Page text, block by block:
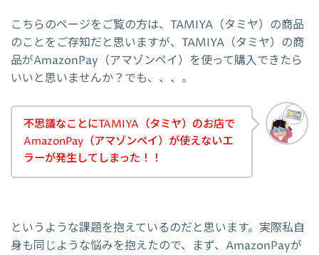
こちらのページをご覧の方は、TAMIYA（タミヤ）の商品
のことをご存知だと思いますが、TAMIYA（タミヤ）の商
品がAmazonPay（アマゾンペイ）を使って購入できたら
いいと思いませんか？でも、、、。
不思議なことにTAMIYA（タミヤ）のお店で
AmazonPay（アマゾンペイ）が使えないエ
ラーが発生してしまった！！
というような課題を抱えているのだと思います。実際私自
身も同じような悩みを抱えたので、まず、AmazonPayが